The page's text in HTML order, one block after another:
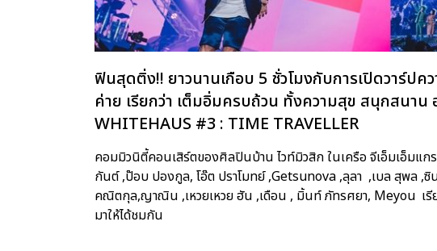
ฟินสุดติ่ง!! ยาวนานเกือบ 5 ชั่วโมงกับการเปิดวาร์
ค่าย เรียกว่า เต็มอิ่มครบถ้วน ทั้งความสุข สนุกสนาน
WHITEHAUS #3 : TIME TRAVELLER
คอมมิวนิตี้คอนเสิร์ตของศิลปินบ้าน ไวท์มิวสิก ในเครือ จีเอ็มเอ็มแ
กันต์ ,ป๊อบ ปองกูล, โอ๊ต ปราโมทย์ ,Getsunova ,ลุลา ,เบล สุพล ,
คณิตกุล,ญาณิน ,เหวยเหวย ฮัน ,เดือน , มิ้นท์ ภัทรศยา, Meyou เรี
มาให้ได้ชมกัน